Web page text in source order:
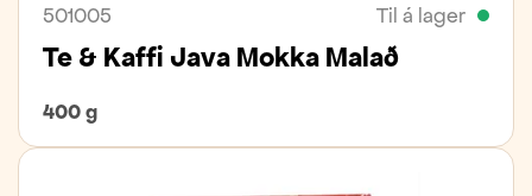
501005 Til á lager
Te & Kaffi Java Mokka Malað
400 g